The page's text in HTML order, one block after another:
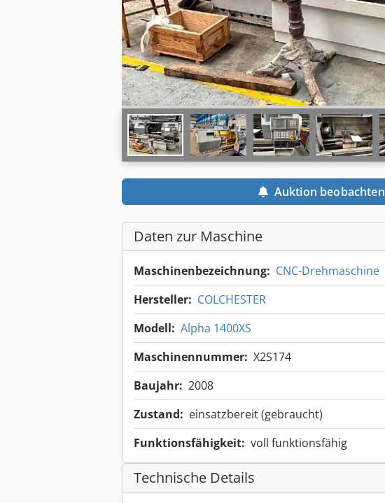
Auktion beobachten
Daten zur Maschine
Maschinenbezeichnung: CNC-Drehmaschine
Hersteller: COLCHESTER
Modell: Alpha 1400XS
Maschinennummer: X2S174
Baujahr: 2008
Zustand: einsatzbereit (gebraucht)
Funktionsfähigkeit: voll funktionsfähig
Technische Details